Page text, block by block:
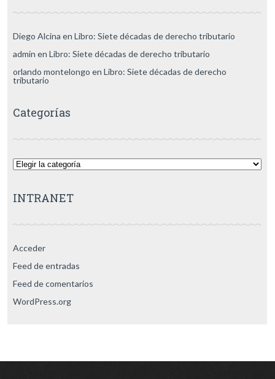
Diego Alcina en Libro: Siete décadas de derecho tributario
admin en Libro: Siete décadas de derecho tributario
orlando montelongo en Libro: Siete décadas de derecho
tributario
Categorías
Categorías
INTRANET
Acceder
Feed de entradas
Feed de comentarios
WordPress.org